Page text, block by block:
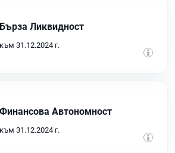
Бърза Ликвидност
към 31.12.2024 г.
Финансова Автономност
към 31.12.2024 г.